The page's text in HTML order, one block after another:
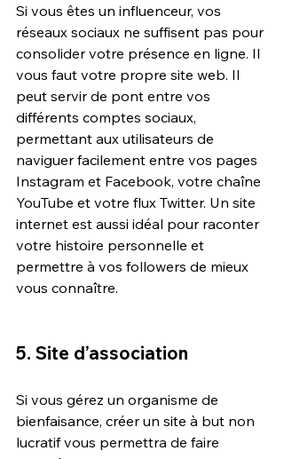
Si vous êtes un influenceur, vos
réseaux sociaux ne suffisent pas pour
consolider votre présence en ligne. Il
vous faut votre propre site web. Il
peut servir de pont entre vos
différents comptes sociaux,
permettant aux utilisateurs de
naviguer facilement entre vos pages
Instagram et Facebook, votre chaîne
YouTube et votre flux Twitter. Un site
internet est aussi idéal pour raconter
votre histoire personnelle et
permettre à vos followers de mieux
vous connaître.
5. Site d’association
Si vous gérez un organisme de
bienfaisance, créer un site à but non
lucratif vous permettra de faire